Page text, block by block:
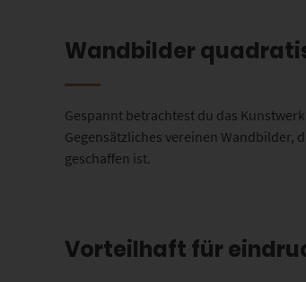
Wandbilder
Gespannt betrachtest du das
Gegensätzliches vereinen Wandbilder,
geschaffen ist.
Vorteilhaft für